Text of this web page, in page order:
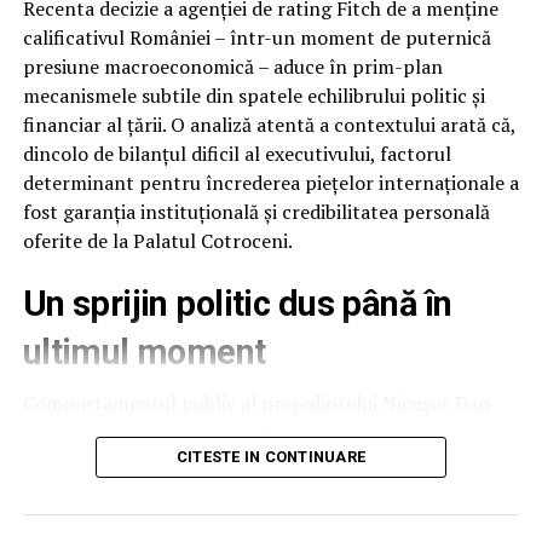
Recenta decizie a agenției de rating Fitch de a menține
calificativul României – într-un moment de puternică
presiune macroeconomică – aduce în prim-plan
mecanismele subtile din spatele echilibrului politic și
financiar al țării. O analiză atentă a contextului arată că,
dincolo de bilanțul dificil al executivului, factorul
determinant pentru încrederea piețelor internaționale a
fost garanția instituțională și credibilitatea personală
oferite de la Palatul Cotroceni.
Un sprijin politic dus până în
ultimul moment
după prezentarea evaluării Fitch ilustrează o strategie
de protejare a stabilității naționale. Deși raportul
eșec al executivului, președintele a ales o abordare
CITESTE IN CONTINUARE